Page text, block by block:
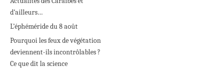
d’ailleurs…
L’éphéméride du 8 août
Pourquoi les feux de végétation
deviennent-ils incontrôlables ?
Ce que dit la science